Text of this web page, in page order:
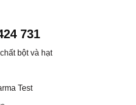
731
bột và hạt
Test